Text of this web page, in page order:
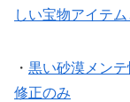
しい宝物アイテム
・ 黒い砂漠メン
修正のみ